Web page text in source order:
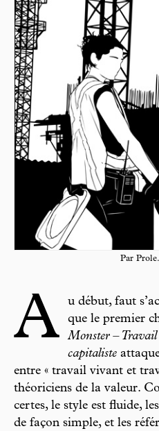
Par
A
u début, faut
que le premier
Monster – Travail
capitaliste
entre « travail vivant et
théoriciens de la valeur.
certes, le style est fluide,
de façon simple, et les